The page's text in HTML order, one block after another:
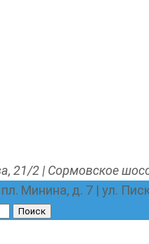
21/2 | Сормовское
пл. Минина, д. 7 | ул.